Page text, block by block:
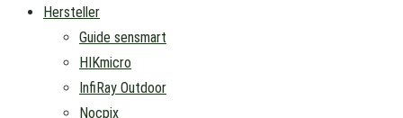
Hersteller
Guide sensmart
HIKmicro
InfiRay Outdoor
Nocpix